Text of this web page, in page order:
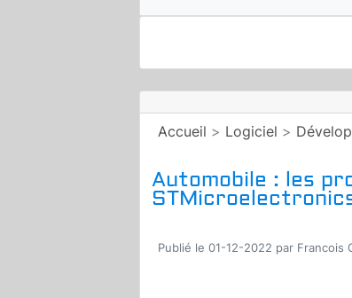
Accueil > Logiciel >
Automobile : les
Publié le 01-12-2022 par Francois